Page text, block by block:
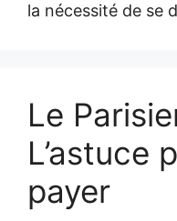
la nécessité de se
Le
L’astuce
payer